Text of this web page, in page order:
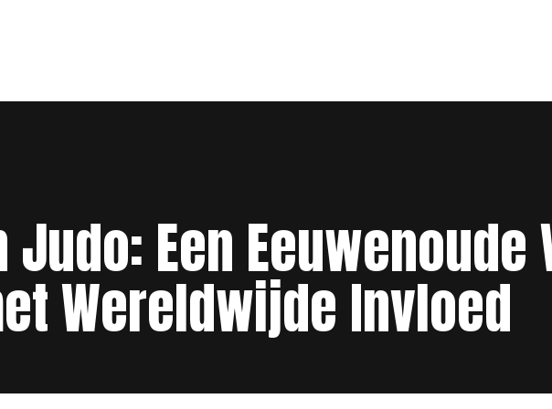
Judo: Een
Wereldwijde Invloed